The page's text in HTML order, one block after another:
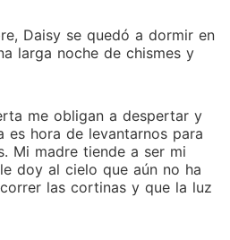
Daisy se quedó a dormir en
larga noche de chismes y
me obligan a despertar y
es hora de levantarnos para
Mi madre tiende a ser mi
doy al cielo que aún no ha
las cortinas y que la luz